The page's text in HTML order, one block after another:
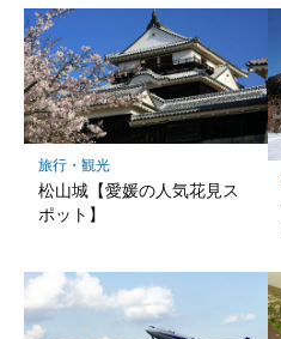
旅行・観光
松山城【愛媛の人気花見ス
ポット】